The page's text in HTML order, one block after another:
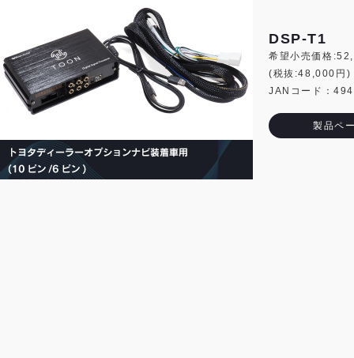
DSP-T1
希望小売価格
(税抜:48,000円)
JANコード：
製品ペ